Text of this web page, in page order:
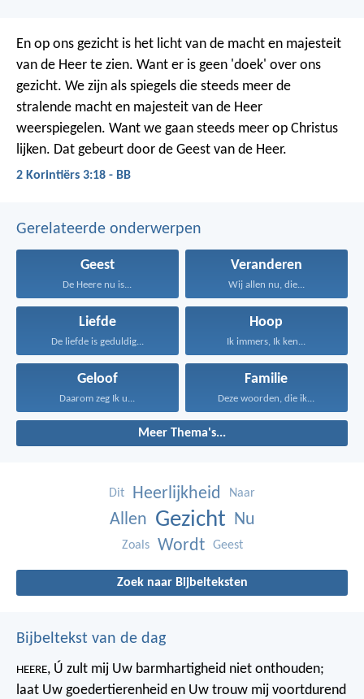
En op ons gezicht is het licht van de macht en majesteit
van de Heer te zien. Want er is geen 'doek' over ons
gezicht. We zijn als spiegels die steeds meer de
stralende macht en majesteit van de Heer
weerspiegelen. Want we gaan steeds meer op Christus
lijken. Dat gebeurt door de Geest van de Heer.
2 Korintiërs 3:18 - BB
Gerelateerde onderwerpen
Geest
De Heere nu is...
Veranderen
Wij allen nu, die...
Liefde
De liefde is geduldig...
Hoop
Ik immers, Ik ken...
Geloof
Daarom zeg Ik u...
Familie
Deze woorden, die ik...
Meer Thema's...
Dit Heerlijkheid Naar
Allen Gezicht Nu
Zoals Wordt Geest
Zoek naar Bijbelteksten
Bijbeltekst van de dag
HEERE, Ú zult mij Uw barmhartigheid niet onthouden;
laat Uw goedertierenheid en Uw trouw mij voortdurend